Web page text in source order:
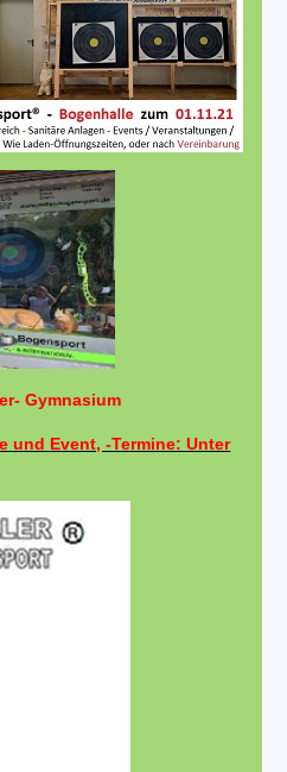
Gymnasium
und Event, -Termine: Unter